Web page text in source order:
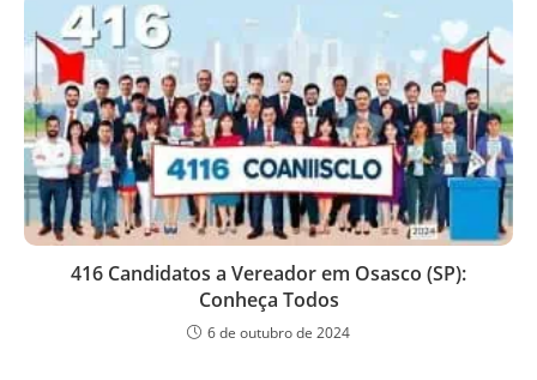
416 Candidatos a Vereador em Osasco (SP):
Conheça Todos
6 de outubro de 2024